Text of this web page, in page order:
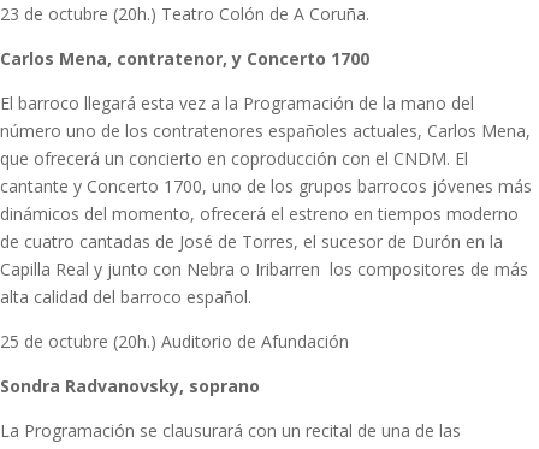
23 de octubre (20h.) Teatro Colón de A Coruña.
Carlos Mena, contratenor, y Concerto 1700
El barroco llegará esta vez a la Programación de la mano del
número uno de los contratenores españoles actuales, Carlos Mena,
que ofrecerá un concierto en coproducción con el CNDM. El
cantante y Concerto 1700, uno de los grupos barrocos jóvenes más
dinámicos del momento, ofrecerá el estreno en tiempos moderno
de cuatro cantadas de José de Torres, el sucesor de Durón en la
Capilla Real y junto con Nebra o Iribarren los compositores de más
alta calidad del barroco español.
25 de octubre (20h.) Auditorio de Afundación
Sondra Radvanovsky, soprano
La Programación se clausurará con un recital de una de las